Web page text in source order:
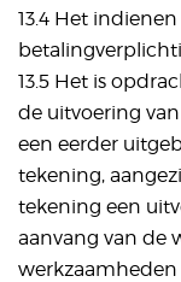
13.4 Het
13.5 Het is
de uitvoering
een eerder
tekening,
tekening een
aanvang van de